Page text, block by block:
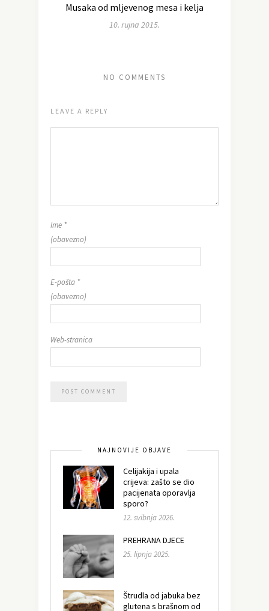
Musaka od mljevenog mesa i kelja
10. rujna 2015.
NO COMMENTS
LEAVE A REPLY
Ime *
(obavezno)
E-pošta *
(obavezno)
Web-stranica
NAJNOVIJE OBJAVE
Celijakija i upala
crijeva: zašto se dio
pacijenata oporavlja
sporo?
12. svibnja 2026.
PREHRANA DJECE
25. lipnja 2025.
Štrudla od jabuka bez
glutena s brašnom od